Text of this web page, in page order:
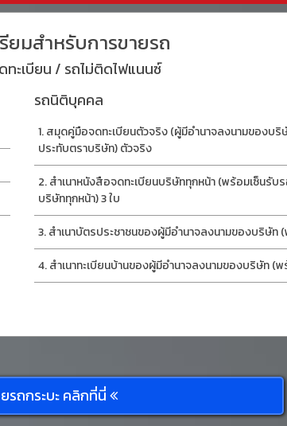
ยมสำหรับการขายรถ
ะเบียน / รถไม่ติดไฟแนนซ์
รถนิติบุคคล
สมุดคู่มือจดทะเบียนตัวจริง (ผู้มีอำนาจลงนามของบ
ประทับตราบริษัท) ตัวจริง
สำเนาหนังสือจดทะเบียนบริษัททุกหน้า (พร้อมเซ็นรั
บริษัททุกหน้า) 3 ใบ
สำเนาบัตรประชาชนของผู้มีอำนาจลงนามของบริษัท
สำเนาทะเบียนบ้านของผู้มีอำนาจลงนามของบริษัท (
รถกระบะ คลิกที่นี่